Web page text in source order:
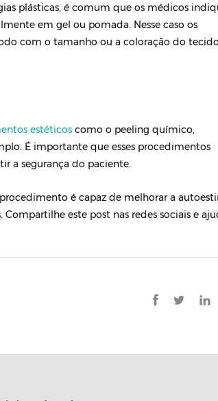
plásticas, é comum que os médicos
em gel ou pomada. Nesse caso os
com o tamanho ou a coloração do tecido
estéticos como o peeling químico,
É importante que esses procedimentos
a segurança do paciente.
é capaz de melhorar a
este post nas redes sociais e